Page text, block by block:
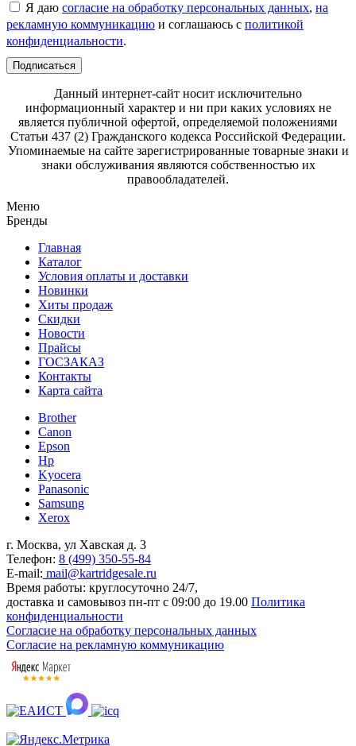
Я даю согласие на обработку персональных данных, на
рекламную коммуникацию и соглашаюсь с политикой
конфиденциальности.
Подписаться
Данный интернет-сайт носит исключительно
информационный характер и ни при каких условиях не
является публичной офертой, определяемой положениями
Статьи 437 (2) Гражданского кодекса Российской Федерации.
Упоминаемые на сайте зарегистрированные товарные знаки и
знаки обслуживания являются собственностью их
правообладателей.
Меню
Бренды
Главная
Каталог
Условия оплаты и доставки
Новинки
Хиты продаж
Скидки
Новости
Прайсы
ГОСЗАКАЗ
Контакты
Карта сайта
Brother
Canon
Epson
Hp
Kyocera
Panasonic
Samsung
Xerox
г. Москва, ул Хавская д. 3
Телефон: 8 (499) 350-55-84
E-mail: mail@kartridgesale.ru
Время работы: круглосуточно 24/7,
доставка и самовывоз пн-пт с 09:00 до 19.00 Политика
конфиденциальности
Согласие на обработку персональных данных
Согласие на рекламную коммуникацию